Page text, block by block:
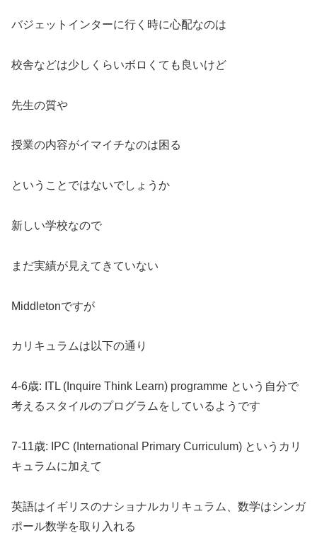
バジェットインターに行く時に心配なのは
校舎などは少しくらいボロくても良いけど
先生の質や
授業の内容がイマイチなのは困る
ということではないでしょうか
新しい学校なので
まだ実績が見えてきていない
Middletonですが
カリキュラムは以下の通り
4-6歳: ITL (Inquire Think Learn) programme という自分で
考えるスタイルのプログラムをしているようです
7-11歳: IPC (International Primary Curriculum) というカリ
キュラムに加えて
英語はイギリスのナショナルカリキュラム、数学はシンガ
ポール数学を取り入れる